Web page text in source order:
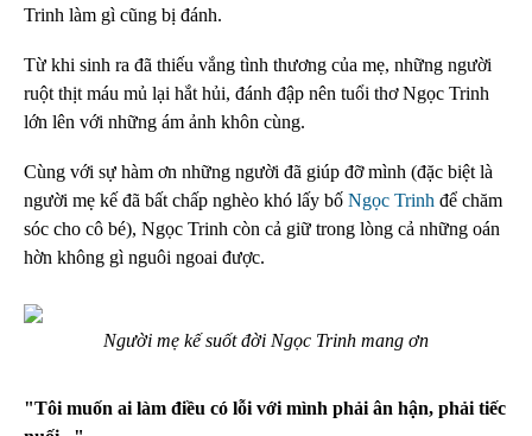
Trinh làm gì cũng bị đánh.
Từ khi sinh ra đã thiếu vắng tình thương của mẹ, những người
ruột thịt máu mủ lại hắt hủi, đánh đập nên tuổi thơ Ngọc Trinh
lớn lên với những ám ảnh khôn cùng.
Cùng với sự hàm ơn những người đã giúp đỡ mình (đặc biệt là
người mẹ kế đã bất chấp nghèo khó lấy bố Ngọc Trinh để chăm
sóc cho cô bé), Ngọc Trinh còn cả giữ trong lòng cả những oán
hờn không gì nguôi ngoai được.
Người mẹ kế suốt đời Ngọc Trinh mang ơn
"Tôi muốn ai làm điều có lỗi với mình phải ân hận, phải tiếc